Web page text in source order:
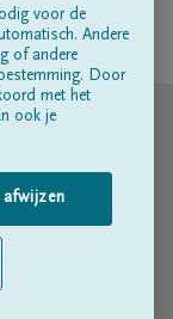
voor de
Andere
of andere
Door
met het
ook je
afwijzen